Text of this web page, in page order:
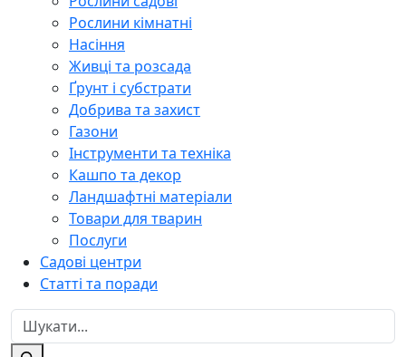
Рослини кімнатні
Насіння
Живці та розсада
Ґрунт і субстрати
Добрива та захист
Газони
Інструменти та техніка
Кашпо та декор
Ландшафтні матеріали
Товари для тварин
Послуги
Садові центри
Статті та поради